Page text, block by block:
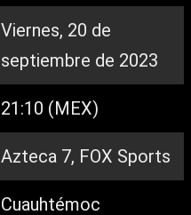
Viernes, 20 de
septiembre de 2023
21:10 (MEX)
Azteca 7, FOX Sports
Cuauhtémoc